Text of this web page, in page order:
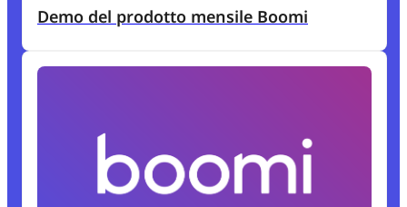
Demo del prodotto mensile Boomi